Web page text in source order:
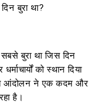
बुरा था?
बुरा था जिस दिन
को स्थान दिया
आंदोलन ने एक कदम और
है।